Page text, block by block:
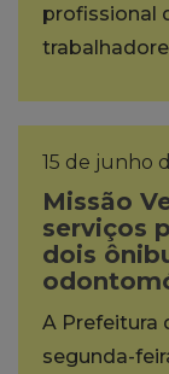
profissional
15 de junho
Missão
serviços
dois
A Prefeitura
segunda-